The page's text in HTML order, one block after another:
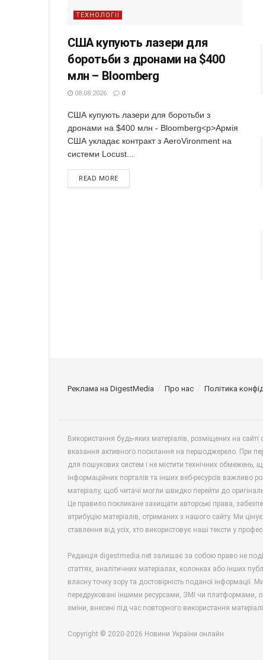
ТЕХНОЛОГІЇ
США купують лазери для
боротьби з дронами на $400
млн – Bloomberg
08.08.2026 0
США купують лазери для боротьби з
дронами на $400 млн - Bloomberg<p>Армія
США укладає контракт з AeroVironment на
системи Locust...
READ MORE
Реклама на DigestMedia Про нас Політика
Використання будь-яких матеріалів, розміщених на
вказання активного посилання на першоджерело. При
для пошукових систем і не містити технічних
інформаційних порталів та інших веб-ресурсів важливо
матеріалу, щоб читачі могли швидко перейти до
Це правило покликане захищати авторські права,
атрибуцію матеріалів, отриманих з нашого сайту. Ми
ставлення від усіх, хто використовує наші тексти у
Редакція digestmedia.net залишає за собою право не
статтях, аналітичних матеріалах, колонках або інших
власну точку зору та достовірність поданої інформації.
передруковані іншими ресурсами, ЗМІ чи платформами,
зміни, внесені під час повторного використання
Copyright © 2020-2026 Новини України онлайн